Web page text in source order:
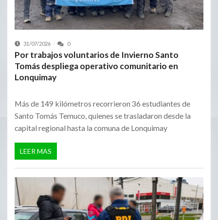
31/07/2026 0
Por trabajos voluntarios de Invierno Santo
Tomás despliega operativo comunitario en
Lonquimay
Más de 149 kilómetros recorrieron 36 estudiantes de
Santo Tomás Temuco, quienes se trasladaron desde la
capital regional hasta la comuna de Lonquimay
LEER MAS